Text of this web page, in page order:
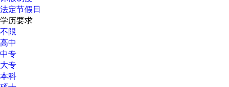
法定节假日
学历要求
不限
高中
中专
大专
本科